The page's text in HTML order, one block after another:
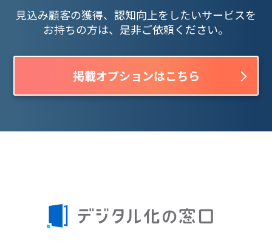
見込み顧客の獲得、認知向上をしたいサービスを
お持ちの方は、是非ご依頼ください。
掲載オプションはこちら